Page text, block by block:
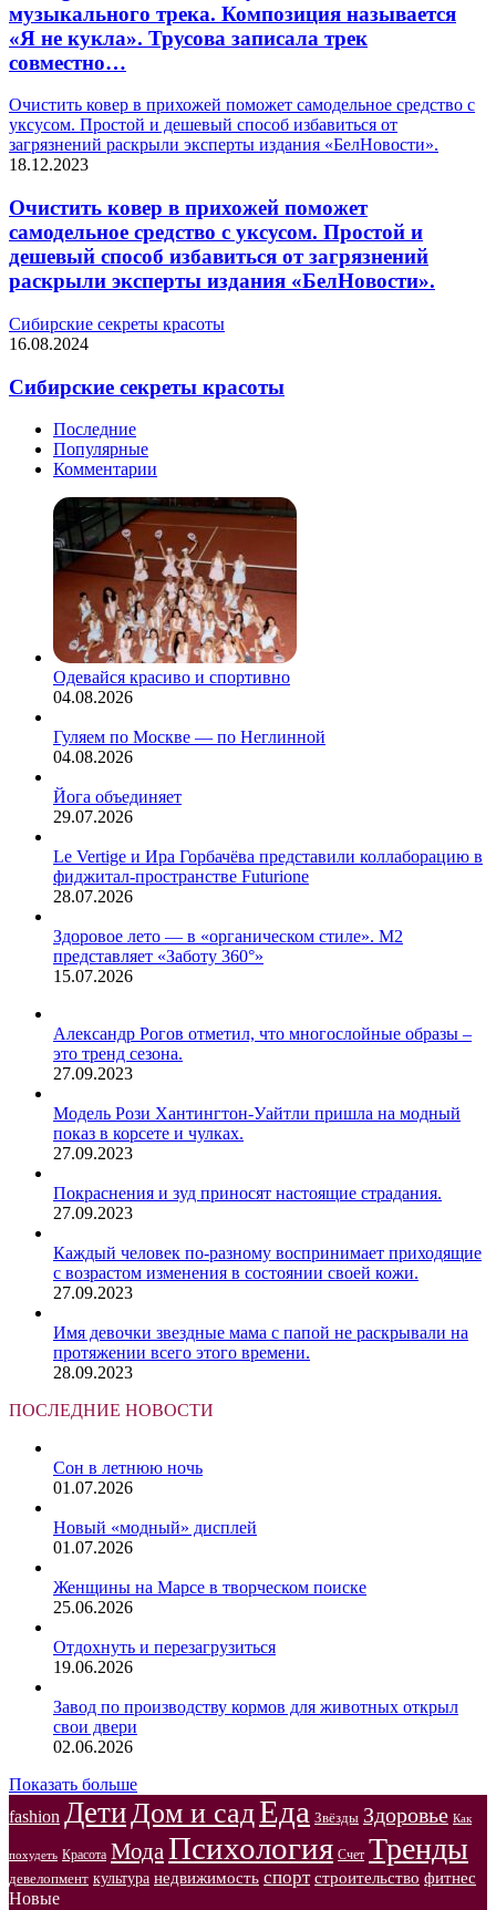
музыкального трека. Композиция называется
«Я не кукла». Трусова записала трек
совместно…
Очистить ковер в прихожей поможет самодельное средство с
уксусом. Простой и дешевый способ избавиться от
загрязнений раскрыли эксперты издания «БелНовости».
18.12.2023
Очистить ковер в прихожей поможет
самодельное средство с уксусом. Простой и
дешевый способ избавиться от загрязнений
раскрыли эксперты издания «БелНовости».
Сибирские секреты красоты
16.08.2024
Сибирские секреты красоты
Последние
Популярные
Комментарии
Одевайся красиво и спортивно
04.08.2026
Гуляем по Москве — по Неглинной
04.08.2026
Йога объединяет
29.07.2026
Le Vertige и Ира Горбачёва представили коллаборацию в
фиджитал-пространстве Futurione
28.07.2026
Здоровое лето — в «органическом стиле». М2
представляет «Заботу 360°»
15.07.2026
Александр Рогов отметил, что многослойные образы –
это тренд сезона.
27.09.2023
Модель Рози Хантингтон-Уайтли пришла на модный
показ в корсете и чулках.
27.09.2023
Покраснения и зуд приносят настоящие страдания.
27.09.2023
Каждый человек по-разному воспринимает приходящие
с возрастом изменения в состоянии своей кожи.
27.09.2023
Имя девочки звездные мама с папой не раскрывали на
протяжении всего этого времени.
28.09.2023
ПОСЛЕДНИЕ НОВОСТИ
Сон в летнюю ночь
01.07.2026
Новый «модный» дисплей
01.07.2026
Женщины на Марсе в творческом поиске
25.06.2026
Отдохнуть и перезагрузиться
19.06.2026
Завод по производству кормов для животных открыл
свои двери
02.06.2026
Показать больше
fashion ДетиДом и садЕда Звёзды Здоровье Как
похудеть Красота Мода Психология Счет Тренды
девелопмент культура недвижимость спорт строительство фитнес
Новые